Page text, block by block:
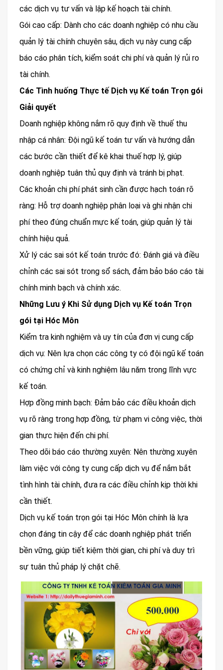
các dịch vụ tư vấn và lập kế hoạch tài chính.
Gói cao cấp: Dành cho các doanh nghiệp có nhu cầu
quản lý tài chính chuyên sâu, dịch vụ này cung cấp
báo cáo phân tích, kiểm soát chi phí và quản lý rủi ro
tài chính.
Các Tình huống Thực tế Dịch vụ Kế toán Trọn gói
Giải quyết
Doanh nghiệp không nắm rõ quy định về thuế thu
nhập cá nhân: Đội ngũ kế toán tư vấn và hướng dẫn
các bước cần thiết để kê khai thuế hợp lý, giúp
doanh nghiệp tuân thủ quy định và tránh bị phạt.
Các khoản chi phí phát sinh cần được hạch toán rõ
ràng: Hỗ trợ doanh nghiệp phân loại và ghi nhận chi
phí theo đúng chuẩn mực kế toán, giúp quản lý tài
chính hiệu quả.
Xử lý các sai sót kế toán trước đó: Đánh giá và điều
chỉnh các sai sót trong sổ sách, đảm bảo báo cáo tài
chính minh bạch và chính xác.
Những Lưu ý Khi Sử dụng Dịch vụ Kế toán Trọn
gói tại Hóc Môn
Kiểm tra kinh nghiệm và uy tín của đơn vị cung cấp
dịch vụ: Nên lựa chọn các công ty có đội ngũ kế toán
có chứng chỉ và kinh nghiệm lâu năm trong lĩnh vực
kế toán.
Hợp đồng minh bạch: Đảm bảo các điều khoản dịch
vụ rõ ràng trong hợp đồng, từ phạm vi công việc, thời
gian thực hiện đến chi phí.
Theo dõi báo cáo thường xuyên: Nên thường xuyên
làm việc với công ty cung cấp dịch vụ để nắm bắt
tình hình tài chính, đưa ra các điều chỉnh kịp thời khi
cần thiết.
Dịch vụ kế toán trọn gói tại Hóc Môn chính là lựa
chọn đáng tin cậy để các doanh nghiệp phát triển
bền vững, giúp tiết kiệm thời gian, chi phí và duy trì
sự tuân thủ pháp lý chặt chẽ.